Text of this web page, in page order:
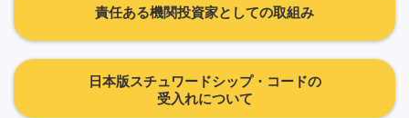
責任ある機関投資家としての取組み
日本版スチュワードシップ・コードの
受入れについて